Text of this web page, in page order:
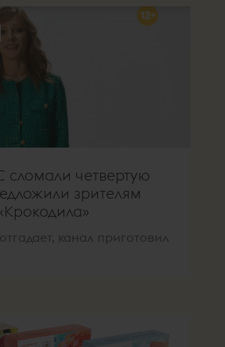
сломали четвертую
зрителям
канал приготовил